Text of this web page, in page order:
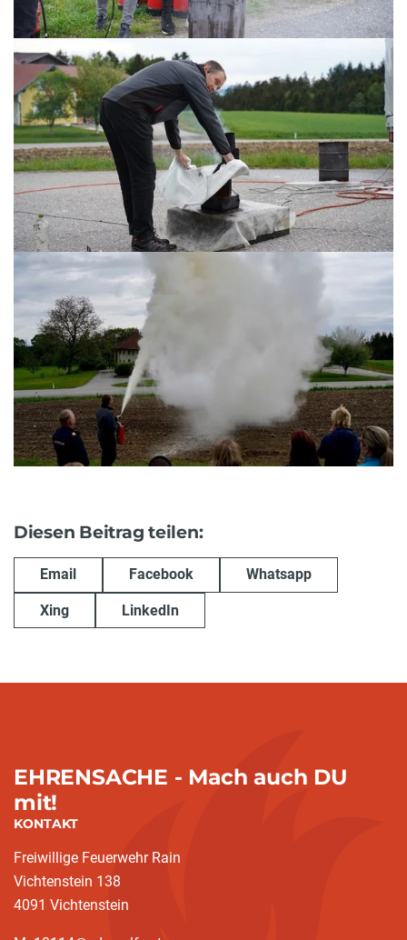
Diesen Beitrag teilen:
Email Facebook Whatsapp
Xing LinkedIn
EHRENSACHE - Mach auch DU
mit!
KONTAKT
Freiwillige Feuerwehr Rain
Vichtenstein 138
4091 Vichtenstein